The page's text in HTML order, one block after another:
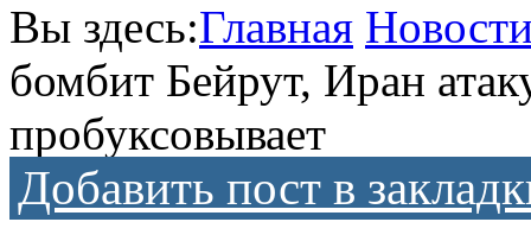
Вы здесь:Главная
бомбит Бейрут, Иран
пробуксовывает
Добавить пост в